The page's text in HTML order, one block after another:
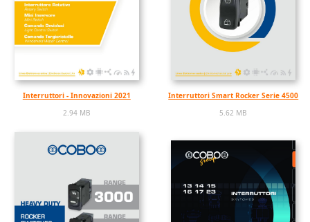
Interruttori - Innovazioni 2021
2.94 MB
Interruttori Smart Rocker Serie 4500
5.62 MB